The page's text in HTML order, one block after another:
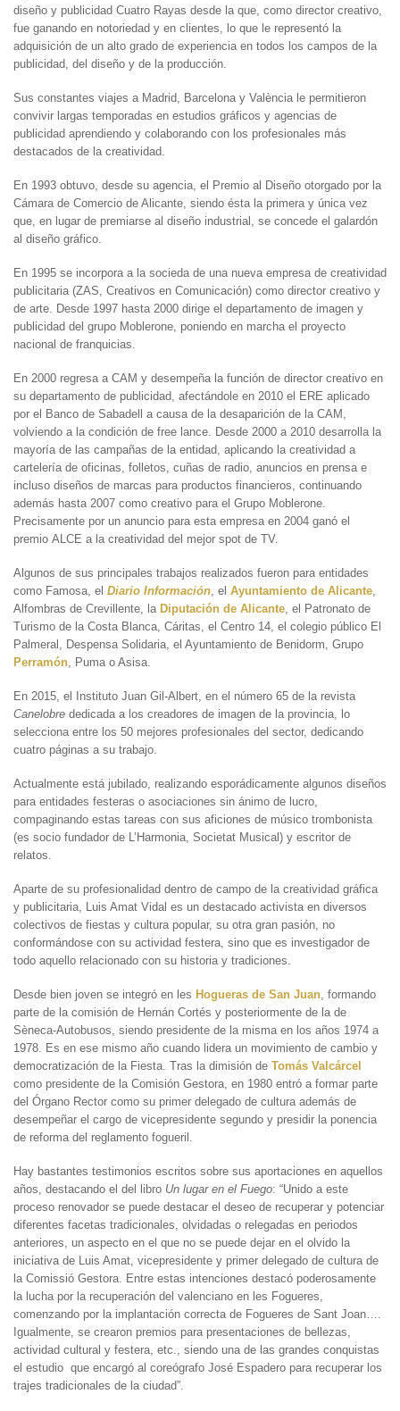
diseño y publicidad Cuatro Rayas desde la que, como director creativo,
fue ganando en notoriedad y en clientes, lo que le representó la
adquisición de un alto grado de experiencia en todos los campos de la
publicidad, del diseño y de la producción.
Sus constantes viajes a Madrid, Barcelona y València le permitieron
convivir largas temporadas en estudios gráficos y agencias de
publicidad aprendiendo y colaborando con los profesionales más
destacados de la creatividad.
En 1993 obtuvo, desde su agencia, el Premio al Diseño otorgado por la
Cámara de Comercio de Alicante, siendo ésta la primera y única vez
que, en lugar de premiarse al diseño industrial, se concede el galardón
al diseño gráfico.
En 1995 se incorpora a la socieda de una nueva empresa de creatividad
publicitaria (ZAS, Creativos en Comunicación) como director creativo y
de arte. Desde 1997 hasta 2000 dirige el departamento de imagen y
publicidad del grupo Moblerone, poniendo en marcha el proyecto
nacional de franquicias.
En 2000 regresa a CAM y desempeña la función de director creativo en
su departamento de publicidad, afectándole en 2010 el ERE aplicado
por el Banco de Sabadell a causa de la desaparición de la CAM,
volviendo a la condición de free lance. Desde 2000 a 2010 desarrolla la
mayoría de las campañas de la entidad, aplicando la creatividad a
cartelería de oficinas, folletos, cuñas de radio, anuncios en prensa e
incluso diseños de marcas para productos financieros, continuando
además hasta 2007 como creativo para el Grupo Moblerone.
Precisamente por un anuncio para esta empresa en 2004 ganó el
premio ALCE a la creatividad del mejor spot de TV.
Algunos de sus principales trabajos realizados fueron para entidades
como Famosa, el Diario Información , el Ayuntamiento de Alicante
Alfombras de Crevillente, la Diputación de Alicante , el Patronato de
Turismo de la Costa Blanca, Cáritas, el Centro 14, el colegio público El
Palmeral, Despensa Solidaria, el Ayuntamiento de Benidorm, Grupo
Perramón , Puma o Asisa.
En 2015, el Instituto Juan Gil-Albert, en el número 65 de la revista
Canelobre dedicada a los creadores de imagen de la provincia, lo
selecciona entre los 50 mejores profesionales del sector, dedicando
cuatro páginas a su trabajo.
Actualmente está jubilado, realizando esporádicamente algunos diseños
para entidades festeras o asociaciones sin ánimo de lucro,
compaginando estas tareas con sus aficiones de músico trombonista
(es socio fundador de L’Harmonia, Societat Musical) y escritor de
relatos.
Aparte de su profesionalidad dentro de campo de la creatividad gráfica
y publicitaria, Luis Amat Vidal es un destacado activista en diversos
colectivos de fiestas y cultura popular, su otra gran pasión, no
conformándose con su actividad festera, sino que es investigador de
todo aquello relacionado con su historia y tradiciones.
Desde bien joven se integró en les Hogueras de San Juan , formando
parte de la comisión de Hernán Cortés y posteriormente de la de
Sèneca-Autobusos, siendo presidente de la misma en los años 1974 a
1978. Es en ese mismo año cuando lidera un movimiento de cambio y
democratización de la Fiesta. Tras la dimisión de Tomás Valcárcel
como presidente de la Comisión Gestora, en 1980 entró a formar parte
del Órgano Rector como su primer delegado de cultura además de
desempeñar el cargo de vicepresidente segundo y presidir la ponencia
de reforma del reglamento fogueril.
Hay bastantes testimonios escritos sobre sus aportaciones en aquellos
años, destacando el del libro Un lugar en el Fuego: “Unido a este
proceso renovador se puede destacar el deseo de recuperar y potenciar
diferentes facetas tradicionales, olvidadas o relegadas en periodos
anteriores, un aspecto en el que no se puede dejar en el olvido la
iniciativa de Luis Amat, vicepresidente y primer delegado de cultura de
la Comissió Gestora. Entre estas intenciones destacó poderosamente
la lucha por la recuperación del valenciano en les Fogueres,
comenzando por la implantación correcta de Fogueres de Sant Joan….
Igualmente, se crearon premios para presentaciones de bellezas,
actividad cultural y festera, etc., siendo una de las grandes conquistas
el estudio que encargó al coreógrafo José Espadero para recuperar los
trajes tradicionales de la ciudad”.